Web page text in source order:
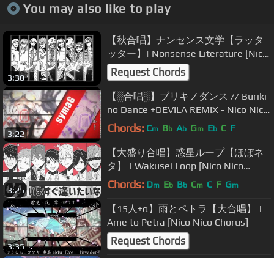
You may also like to play
3:30
【秋合唱】ナンセンス文学【ラッタ
ッター】| Nonsense Literature [Nico
Nico Chorus]
Request Chords
3:22
【░合唱░】ブリキノダンス // Buriki
no Dance +DEVILA REMIX - Nico Nico
Chorus
Chords: Cm Bb Ab Gm Eb C F
3:25
【大盛り合唱】惑星ループ【ほぼネ
タ】 | Wakusei Loop [Nico Nico
Chorus]
Chords: Dm Eb Bb Cm C F Gm
3:35
【15人+α】雨とペトラ【大合唱】 |
Ame to Petra [Nico Nico Chorus]
Request Chords